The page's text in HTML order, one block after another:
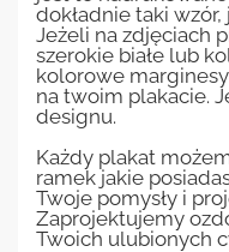
dokładnie taki
Jeżeli na zdjęciach
szerokie białe lub
kolorowe
na twoim plakacie.
designu.
Każdy plakat
ramek jakie
Twoje pomysły i
Zaprojektujemy
Twoich ulubionych